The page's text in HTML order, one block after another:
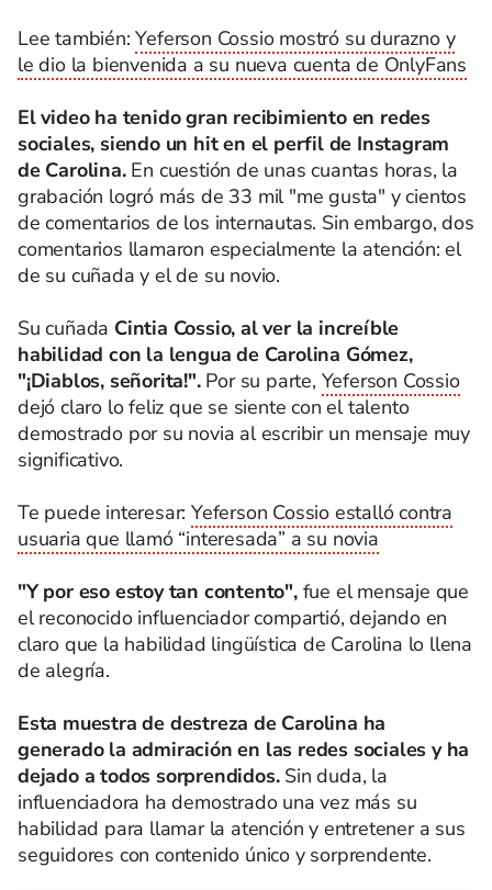
Lee también:Yeferson Cossio mostró su durazno y
le dio la bienvenida a su nueva cuenta de OnlyFans
El video ha tenido gran recibimiento en redes
sociales, siendo un hit en el perfil de Instagram
de Carolina.En cuestión de unas cuantas horas, la
grabación logró más de 33 mil "me gusta" y cientos
de comentarios de los internautas. Sin embargo, dos
comentarios llamaron especialmente la atención: el
de su cuñada y el de su novio.
Su cuñada Cintia Cossio, al ver la increíble
habilidad con la lengua de Carolina Gómez,
"¡Diablos, señorita!".Por su parte, Yeferson Cossio
dejó claro lo feliz que se siente con el talento
demostrado por su novia al escribir un mensaje muy
significativo.
Te puede interesar:Yeferson Cossio estalló contra
usuaria que llamó “interesada” a su novia
"Y por eso estoy tan contento",fue el mensaje que
el reconocido influenciador compartió, dejando en
claro que la habilidad lingüística de Carolina lo llena
de alegría.
Esta muestra de destreza de Carolina ha
generado la admiración en las redes sociales y ha
dejado a todos sorprendidos.Sin duda, la
influenciadora ha demostrado una vez más su
habilidad para llamar la atención y entretener a sus
seguidores con contenido único y sorprendente.